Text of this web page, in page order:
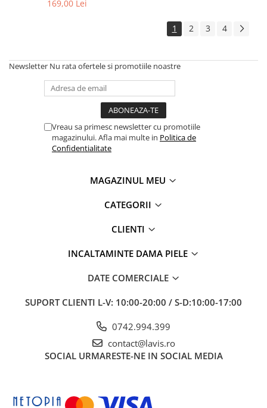
169,00 Lei
1 2 3 4
Newsletter Nu rata ofertele si promotiile noastre
Vreau sa primesc newsletter cu promotiile
magazinului. Afla mai multe in Politica de
Confidentialitate
MAGAZINUL MEU
CATEGORII
CLIENTI
INCALTAMINTE DAMA PIELE
DATE COMERCIALE
SUPORT CLIENTI L-V: 10:00-20:00 / S-D:10:00-17:00
0742.994.399
contact@lavis.ro
SOCIAL URMARESTE-NE IN SOCIAL MEDIA